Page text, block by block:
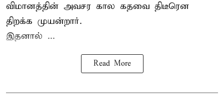
விமானத்தின் அவசர கால கதவை திடீரென
திறக்க முயன்றார்.
இதனால் ...
Read More